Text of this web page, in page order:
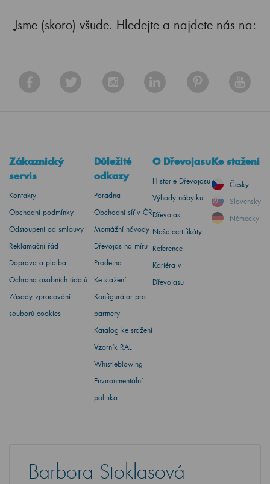
Jsme (skoro) všude. Hledejte a najdete nás na:
Zákaznický
servis
Kontakty
Obchodní podmínky
Odstoupení od smlouvy
Reklamační řád
Doprava a platba
Ochrana osobních údajů
Zásady zpracování
souborů cookies
Důležité
odkazy
Poradna
Obchodní síť v ČR
Montážní návody
Dřevojas na míru
Prodejna
Ke stažení
Konfigurátor pro
partnery
Katalog ke stažení
Vzorník RAL
Whistleblowing
Environmentální
politika
O Dřevojasu
Historie Dřevojasu
Výhody nábytku
Dřevojas
Naše certifikáty
Reference
Kariéra v
Dřevojasu
Ke stažení
Česky
Slovensky
Německy
Barbora Stoklasová